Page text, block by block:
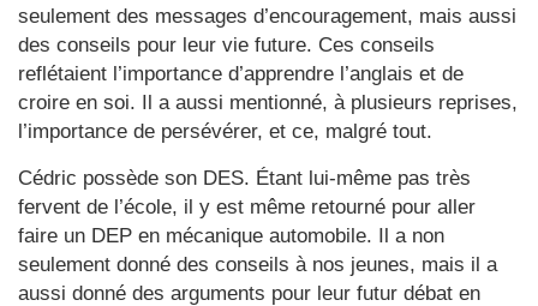
seulement des messages d’encouragement, mais aussi
des conseils pour leur vie future. Ces conseils
reflétaient l’importance d’apprendre l’anglais et de
croire en soi. Il a aussi mentionné, à plusieurs reprises,
l’importance de persévérer, et ce, malgré tout.
Cédric possède son DES. Étant lui-même pas très
fervent de l’école, il y est même retourné pour aller
faire un DEP en mécanique automobile. Il a non
seulement donné des conseils à nos jeunes, mais il a
aussi donné des arguments pour leur futur débat en